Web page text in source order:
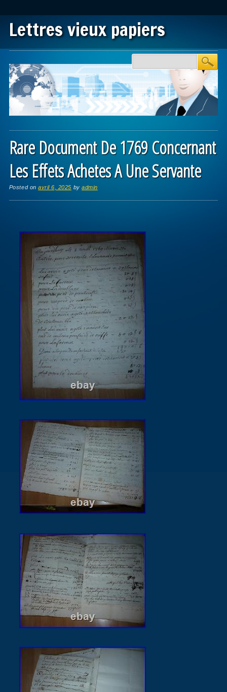
Lettres vieux papiers
Main menu
Rare Document De 1769 Concernant
Les Effets Achetes A Une Servante
Posted onavril 6, 2025 byadmin